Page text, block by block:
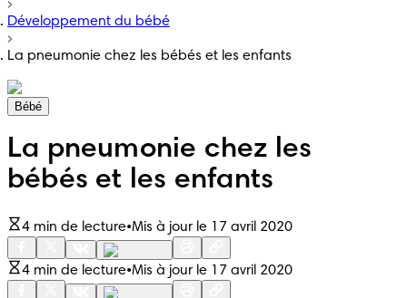
Développement du bébé
La pneumonie chez les bébés et les enfants
Bébé
La pneumonie chez les
bébés et les enfants
4 min de lecture•Mis à jour le 17 avril 2020
4 min de lecture•Mis à jour le 17 avril 2020